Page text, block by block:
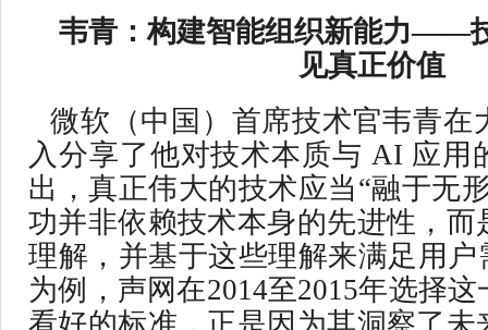
韦青：构建智能组织新能力——
见真正价值
微软（中国）首席技术官韦青在
入分享了他对技术本质与 AI 应用
出，真正伟大的技术应当“融于无
功并非依赖技术本身的先进性，而
理解，并基于这些理解来满足用户
为例，声网在2014至2015年选择
看好的标准，正是因为其洞察了未